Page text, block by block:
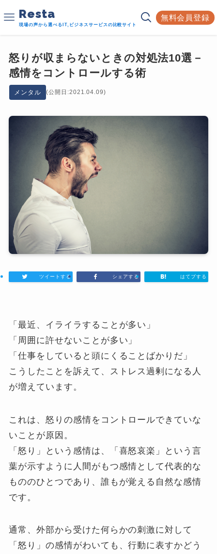
Resta
現場の声から選べるIT,ビジネスサービスの比較サイト
無料会員登録
怒りが収まらないときの対処法10選－
感情をコントロールする術
メンタル (公開日:2021.04.09)
ツイートする シェアする はてブする
「最近、イライラすることが多い」
「周囲に許せないことが多い」
「仕事をしていると頭にくることばかりだ」
こうしたことを訴えて、ストレス過剰になる人
が増えています。
これは、怒りの感情をコントロールできていな
いことが原因。
「怒り」という感情は、「喜怒哀楽」という言
葉が示すように人間がもつ感情として代表的な
もののひとつであり、誰もが覚える自然な感情
です。
通常、外部から受けた何らかの刺激に対して
「怒り」の感情がわいても、行動に表すかどう